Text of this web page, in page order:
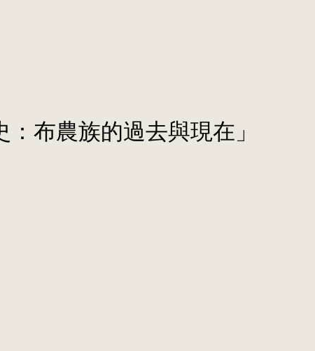
布農族的過去與現在」